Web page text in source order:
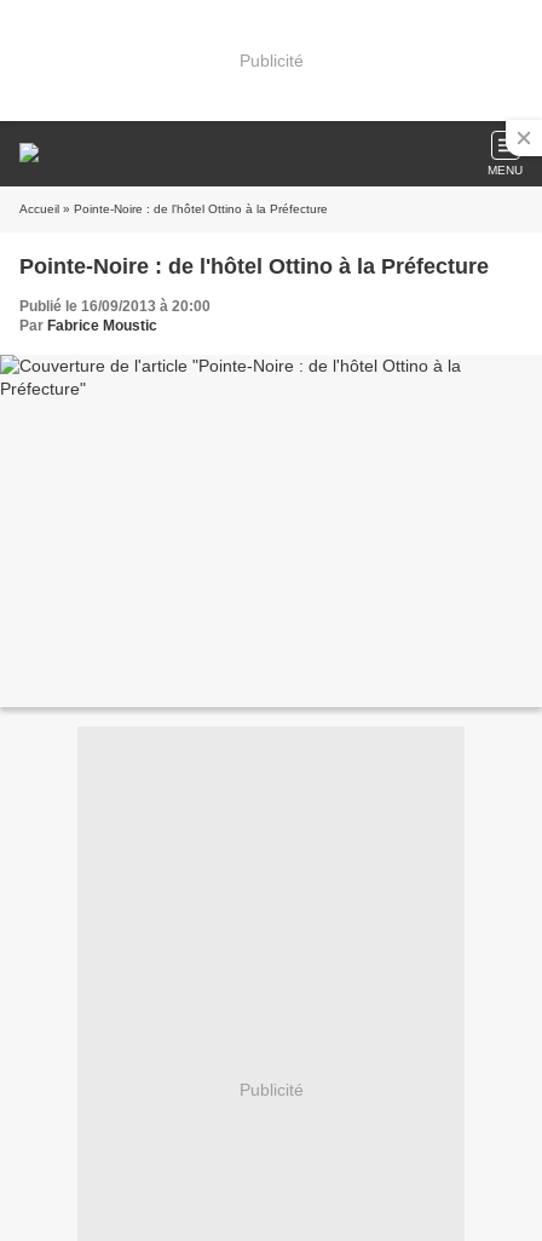
Publicité
MENU
Accueil » Pointe-Noire : de l'hôtel Ottino à la Préfecture
Pointe-Noire : de l'hôtel Ottino à la Préfecture
Publié le 16/09/2013 à 20:00
Par Fabrice Moustic
Publicité